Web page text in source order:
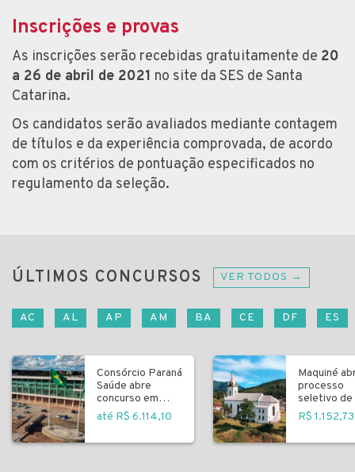
Inscrições e provas
As inscrições serão recebidas gratuitamente de 20
a 26 de abril de 2021 no site da SES de Santa
Catarina.
Os candidatos serão avaliados mediante contagem
de títulos e da experiência comprovada, de acordo
com os critérios de pontuação especificados no
regulamento da seleção.
ÚLTIMOS CONCURSOS VER TODOS →
AC AL AP AM BA CE DF ES
Consórcio Paraná
Saúde abre
concurso em
Curitiba
até R$ 6.114,10
Maquiné
processo
seletivo de
R$ 1.152,73